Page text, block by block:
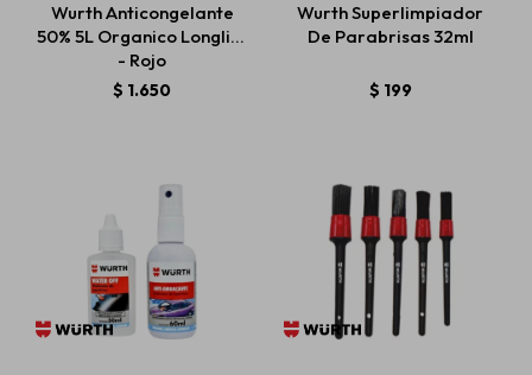
Wurth Anticongelante
50% 5L Organico Longlife
- Rojo
$ 1.650
Wurth Superlimpiador
De Parabrisas 32ml
$ 199